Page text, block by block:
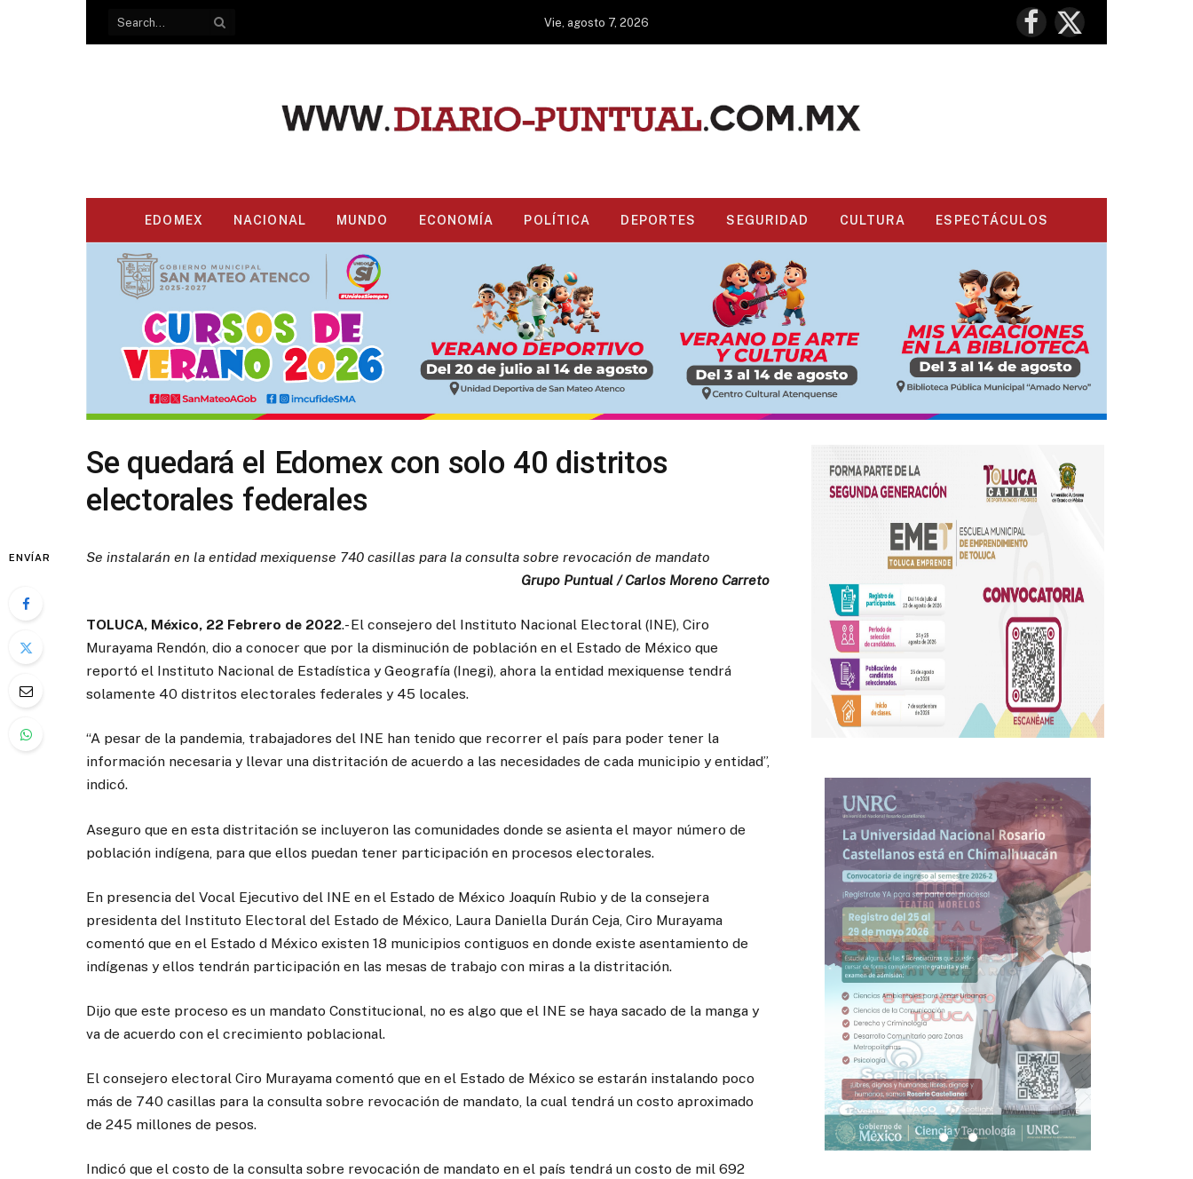
Vie, agosto 7, 2026
Facebook
X
(Twitter)
EDOMEX NACIONAL MUNDO ECONOMÍA POLÍTICA DEPORTES SEGURIDAD CULTURA ESPECTÁCULOS
Se quedará el Edomex con solo 40 distritos
electorales federales
ENVÍAR
Se instalarán en la entidad mexiquense 740 casillas para la consulta sobre revocación de mandato
Grupo Puntual / Carlos Moreno Carreto
TOLUCA, México, 22 Febrero de 2022.- El consejero del Instituto Nacional Electoral (INE), Ciro
Murayama Rendón, dio a conocer que por la disminución de población en el Estado de México que
reportó el Instituto Nacional de Estadística y Geografía (Inegi), ahora la entidad mexiquense tendrá
solamente 40 distritos electorales federales y 45 locales.
“A pesar de la pandemia, trabajadores del INE han tenido que recorrer el país para poder tener la
información necesaria y llevar una distritación de acuerdo a las necesidades de cada municipio y entidad”,
indicó.
Aseguro que en esta distritación se incluyeron las comunidades donde se asienta el mayor número de
población indígena, para que ellos puedan tener participación en procesos electorales.
En presencia del Vocal Ejecutivo del INE en el Estado de México Joaquín Rubio y de la consejera
presidenta del Instituto Electoral del Estado de México, Laura Daniella Durán Ceja, Ciro Murayama
comentó que en el Estado d México existen 18 municipios contiguos en donde existe asentamiento de
indígenas y ellos tendrán participación en las mesas de trabajo con miras a la distritación.
Dijo que este proceso es un mandato Constitucional, no es algo que el INE se haya sacado de la manga y
va de acuerdo con el crecimiento poblacional.
El consejero electoral Ciro Murayama comentó que en el Estado de México se estarán instalando poco
más de 740 casillas para la consulta sobre revocación de mandato, la cual tendrá un costo aproximado
de 245 millones de pesos.
Indicó que el costo de la consulta sobre revocación de mandato en el país tendrá un costo de mil 692